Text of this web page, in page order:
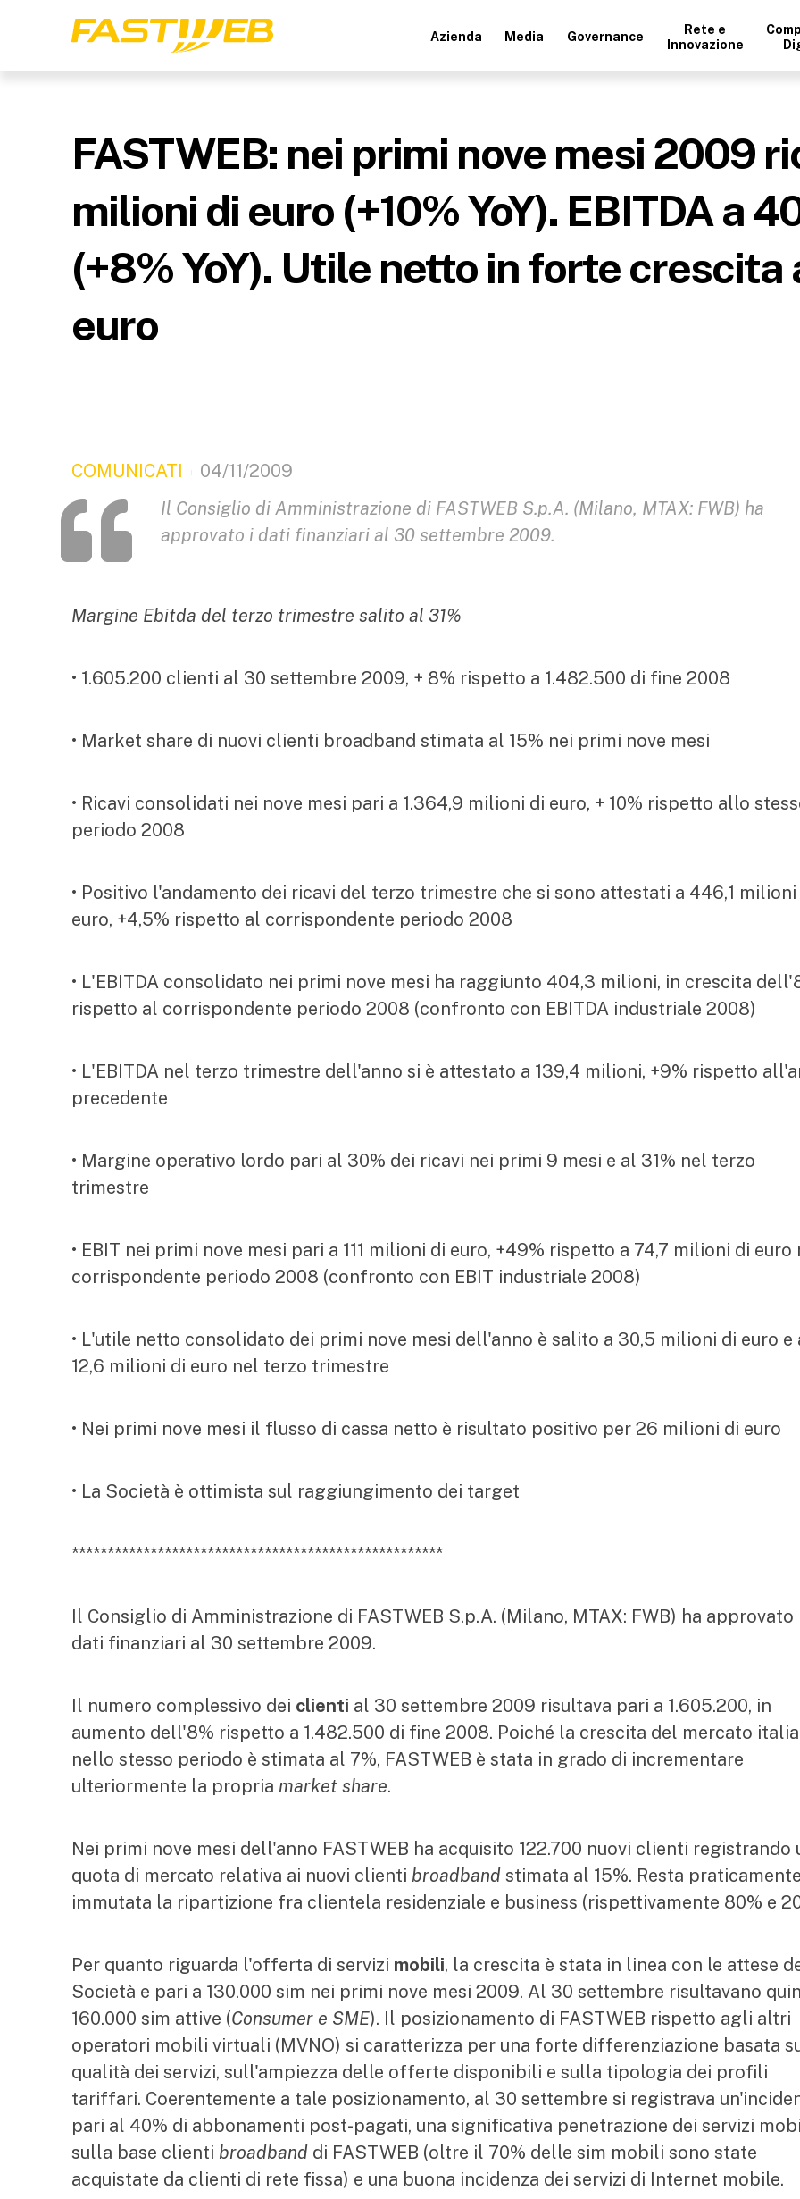
Azienda Media Governance
Rete e
Innovazione
FASTWEB: nei primi nove mesi 2009
milioni di euro (+10% YoY). EBITDA a
(+8% YoY). Utile netto in forte
euro
COMUNICATI
04/11/2009
Il Consiglio di Amministrazione di FASTWEB S.p.A. (Milano, MTAX: FWB) ha
approvato i dati finanziari al 30 settembre 2009.
Margine Ebitda del terzo trimestre salito al 31%
• 1.605.200 clienti al 30 settembre 2009, + 8% rispetto a 1.482.500 di fine 2008
• Market share di nuovi clienti broadband stimata al 15% nei primi nove mesi
• Ricavi consolidati nei nove mesi pari a 1.364,9 milioni di euro, + 10% rispetto allo
periodo 2008
• Positivo l'andamento dei ricavi del terzo trimestre che si sono attestati a 446,1 milioni
euro, +4,5% rispetto al corrispondente periodo 2008
• L'EBITDA consolidato nei primi nove mesi ha raggiunto 404,3 milioni, in crescita
rispetto al corrispondente periodo 2008 (confronto con EBITDA industriale 2008)
• L'EBITDA nel terzo trimestre dell'anno si è attestato a 139,4 milioni, +9% rispetto
precedente
• Margine operativo lordo pari al 30% dei ricavi nei primi 9 mesi e al 31% nel terzo
trimestre
• EBIT nei primi nove mesi pari a 111 milioni di euro, +49% rispetto a 74,7 milioni di euro
corrispondente periodo 2008 (confronto con EBIT industriale 2008)
• L'utile netto consolidato dei primi nove mesi dell'anno è salito a 30,5 milioni di euro e
12,6 milioni di euro nel terzo trimestre
• Nei primi nove mesi il flusso di cassa netto è risultato positivo per 26 milioni di euro
• La Società è ottimista sul raggiungimento dei target
****************************************************
Il Consiglio di Amministrazione di FASTWEB S.p.A. (Milano, MTAX: FWB) ha approvato
dati finanziari al 30 settembre 2009.
Il numero complessivo dei clienti al 30 settembre 2009 risultava pari a 1.605.200, in
aumento dell'8% rispetto a 1.482.500 di fine 2008. Poiché la crescita del mercato
nello stesso periodo è stimata al 7%, FASTWEB è stata in grado di incrementare
ulteriormente la propria market share.
Nei primi nove mesi dell'anno FASTWEB ha acquisito 122.700 nuovi clienti registrando
quota di mercato relativa ai nuovi clienti broadband stimata al 15%. Resta praticamente
immutata la ripartizione fra clientela residenziale e business (rispettivamente 80% e
Per quanto riguarda l'offerta di servizi mobili, la crescita è stata in linea con le attese
Società e pari a 130.000 sim nei primi nove mesi 2009. Al 30 settembre risultavano
160.000 sim attive (Consumer e SME). Il posizionamento di FASTWEB rispetto agli altri
operatori mobili virtuali (MVNO) si caratterizza per una forte differenziazione basata
qualità dei servizi, sull'ampiezza delle offerte disponibili e sulla tipologia dei profili
tariffari. Coerentemente a tale posizionamento, al 30 settembre si registrava
pari al 40% di abbonamenti post-pagati, una significativa penetrazione dei servizi
sulla base clienti broadband di FASTWEB (oltre il 70% delle sim mobili sono state
acquistate da clienti di rete fissa) e una buona incidenza dei servizi di Internet mobile.